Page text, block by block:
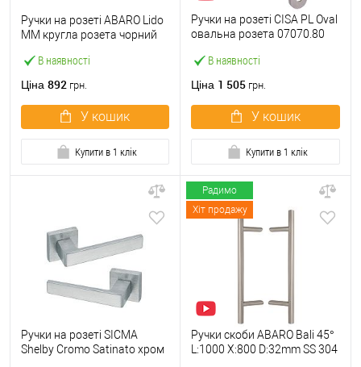
В наявності
Ручки на розеті ABARO Lido
MM кругла розета чорний
Ціна 892 грн.
У кошик
Купити в 1 клік
В наявності
Ручки на розеті CISA PL Oval
овальна розета 07070.80
Ціна 1 505 грн.
У кошик
Купити в 1 клік
Ручки на розеті SICMA
Shelby Cromo Satinato хром
Радимо
Хіт продажу
Ручки скоби ABARO Bali 45°
L:1000 X:800 D:32mm SS 304